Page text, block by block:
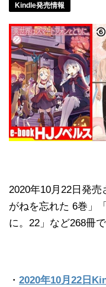
Kindle発売情報
2020年10月22日発
がねを忘れた 6巻」
に。22」など268冊で
・ 2020年10月22日